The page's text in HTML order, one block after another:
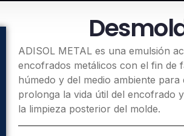
ADISOL METAL es una emulsión
encofrados metálicos con el fin de
húmedo y del medio ambiente
prolonga la vida útil del encofrado
la limpieza posterior del molde.